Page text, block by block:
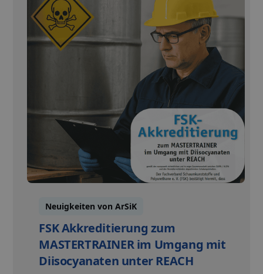
Neuigkeiten von ArSiK
FSK Akkreditierung zum
MASTERTRAINER im Umgang mit
Diisocyanaten unter REACH